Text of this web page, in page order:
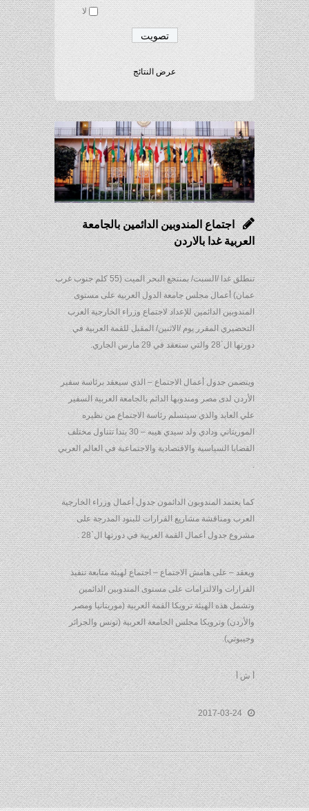
لا
عرض النتائج
اجتماع المندوبين الدائمين بالجامعة
العربية غدا بالاردن
تنطلق غدا /السبت/ بمنتجع البحر الميت (55 كلم جنوب غرب
عمان) أعمال مجلس جامعة الدول العربية على مستوى
المندوبين الدائمين للإعداد لاجتماع وزراء الخارجية العرب
التحضيري المقرر يوم /الاثنين/ المقبل للقمة العربية في
دورتها ال`28 والتي ستعقد في 29 مارس الجاري.
ويتضمن جدول أعمال الاجتماع – الذي سيعقد برئاسة سفير
الأردن لدى مصر ومندوبها الدائم بالجامعة العربية السفير
علي العايد والذي سيتسلم رئاسة الاجتماع من نظيره
الموريتاني ودادي ولد سيدي هيبه – 30 بندا تتناول مختلف
القضايا السياسية والاقتصادية والاجتماعية في العالم العربي
.
كما يعتمد المندوبون الدائمون جدول أعمال وزراء الخارجية
العرب ومناقشة مشاريع القرارات للبنود المدرجة على
مشروع جدول أعمال القمة العربية في دورتها ال`28 .
ويعقد – على هامش الاجتماع – اجتماع لهيئة متابعة تنفيذ
القرارات والالتزامات على مستوى المندوبين الدائمين
وتشمل هذه الهيئة ترويكا القمة العربية (موريتانيا ومصر
والأردن) وترويكا مجلس الجامعة العربية (تونس والجزائر
وجيبوتي).
أ ش أ
2017-03-24